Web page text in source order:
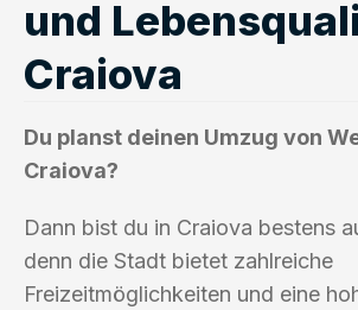
und
Craiova
Du planst deinen Umzug von
Craiova?
Dann bist du in Craiova bestens
denn die Stadt bietet zahlreiche
Freizeitmöglichkeiten und eine